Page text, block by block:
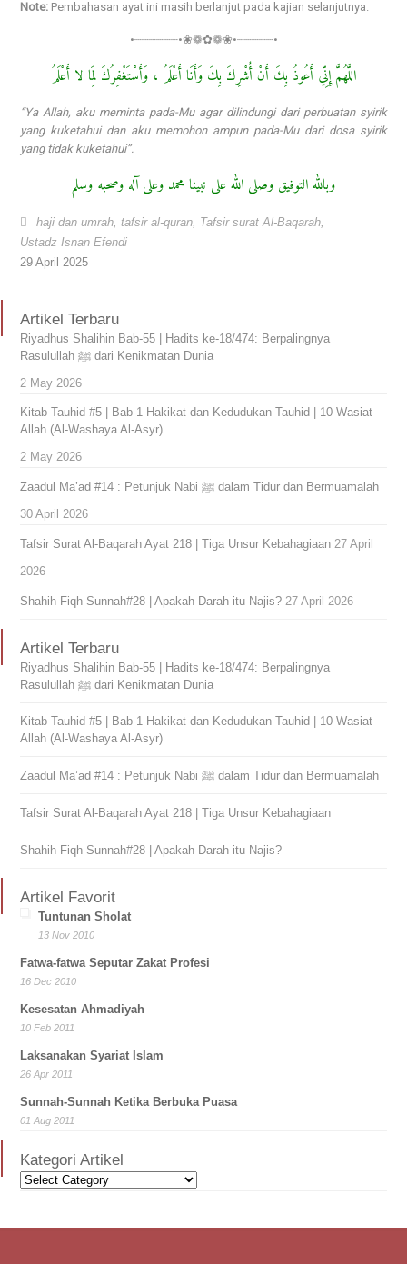
Note: Pembahasan ayat ini masih berlanjut pada kajian selanjutnya.
•┈┈┈┈┈┈•❀❁✿❁❀•┈┈┈┈┈•
اللَّهُمَّ إِنِّي أَعُوذُ بِكَ أَنْ أُشْرِكَ بِكَ وَأَنَا أَعْلَمُ ، وَأَسْتَغْفِرُكَ لِمَا لا أَعْلَمُ
“Ya Allah, aku meminta pada-Mu agar dilindungi dari perbuatan syirik
yang kuketahui dan aku memohon ampun pada-Mu dari dosa syirik
yang tidak kuketahui”.
وبالله التوفيق وصلى الله على نبينا محمد وعلى آله وصحبه وسلم
haji dan umrah ,tafsir al-quran Tafsir surat Al-Baqarah
Ustadz Isnan Efendi
29 April 2025
Artikel Terbaru
Riyadhus Shalihin Bab-55 | Hadits ke-18/474: Berpalingnya
Rasulullah ﷺ dari Kenikmatan Dunia
2 May 2026
Kitab Tauhid #5 | Bab-1 Hakikat dan Kedudukan Tauhid | 10 Wasiat
Allah (Al-Washaya Al-Asyr)
2 May 2026
Zaadul Ma’ad #14 : Petunjuk Nabi ﷺ dalam Tidur dan Bermuamalah
30 April 2026
Tafsir Surat Al-Baqarah Ayat 218 | Tiga Unsur Kebahagiaan 27 April
2026
Shahih Fiqh Sunnah#28 | Apakah Darah itu Najis? 27 April 2026
Artikel Terbaru
Riyadhus Shalihin Bab-55 | Hadits ke-18/474: Berpalingnya
Rasulullah ﷺ dari Kenikmatan Dunia
Kitab Tauhid #5 | Bab-1 Hakikat dan Kedudukan Tauhid | 10 Wasiat
Allah (Al-Washaya Al-Asyr)
Zaadul Ma’ad #14 : Petunjuk Nabi ﷺ dalam Tidur dan Bermuamalah
Tafsir Surat Al-Baqarah Ayat 218 | Tiga Unsur Kebahagiaan
Shahih Fiqh Sunnah#28 | Apakah Darah itu Najis?
Artikel Favorit
Tuntunan Sholat
13 Nov 2010
Fatwa-fatwa Seputar Zakat Profesi
16 Dec 2010
Kesesatan Ahmadiyah
10 Feb 2011
Laksanakan Syariat Islam
26 Apr 2011
Sunnah-Sunnah Ketika Berbuka Puasa
01 Aug 2011
Kategori Artikel
Kategori